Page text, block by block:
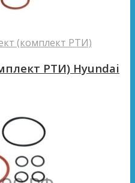
(комплект РТИ)
РТИ) Hyundai